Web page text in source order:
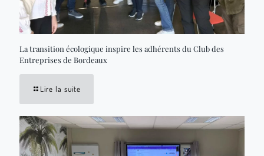
La transition écologique inspire les adhérents du Club des
Entreprises de Bordeaux
Lire la suite